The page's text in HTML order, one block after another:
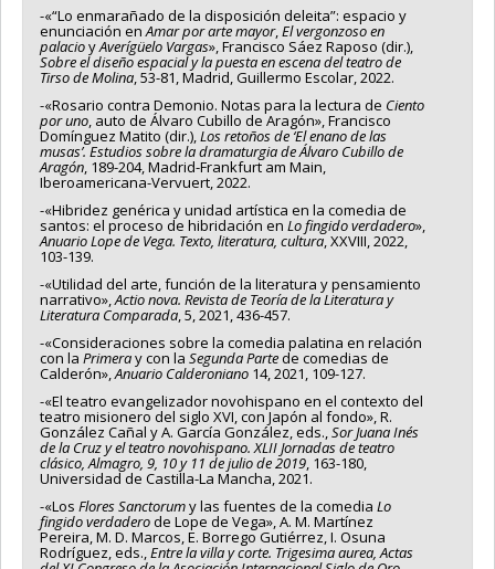
-«“Lo enmarañado de la disposición deleita”: espacio y
enunciación enAmar por arte mayor,El vergonzoso en
palacioyAverígüelo Vargas», Francisco Sáez Raposo (dir.),
Sobre el diseño espacial y la puesta en escena del teatro de
Tirso de Molina, 53-81, Madrid, Guillermo Escolar, 2022.
-«Rosario contra Demonio. Notas para la lectura de Ciento
por uno, auto de Álvaro Cubillo de Aragón», Francisco
Domínguez Matito (dir.),Los retoños de ‘El enano de las
musas’. Estudios sobre la dramaturgia de Álvaro Cubillo de
Aragón, 189-204, Madrid-Frankfurt am Main,
Iberoamericana-Vervuert, 2022.
-«Hibridez genérica y unidad artística en la comedia de
santos: el proceso de hibridación en Lo fingido verdadero»,
Anuario Lope de Vega. Texto, literatura, cultura, XXVIII, 2022,
103-139.
-«Utilidad del arte, función de la literatura y pensamiento
narrativo»,Actio nova. Revista de Teoría de la Literatura y
Literatura Comparada, 5, 2021, 436-457.
-«Consideraciones sobre la comedia palatina en relación
con la Primeray con la Segunda Partede comedias de
Calderón»,Anuario Calderoniano 14, 2021, 109-127.
-«El teatro evangelizador novohispano en el contexto del
teatro misionero del siglo XVI, con Japón al fondo», R.
González Cañal y A. García González, eds.,Sor Juana Inés
de la Cruz y el teatro novohispano. XLII Jornadas de teatro
clásico, Almagro, 9, 10 y 11 de julio de 2019, 163-180,
Universidad de Castilla-La Mancha, 2021.
-«Los Flores Sanctorumy las fuentes de la comedia Lo
fingido verdaderode Lope de Vega», A. M. Martínez
Pereira, M. D. Marcos, E. Borrego Gutiérrez, I. Osuna
Rodríguez, eds.,Entre la villa y corte. Trigesima aurea, Actas